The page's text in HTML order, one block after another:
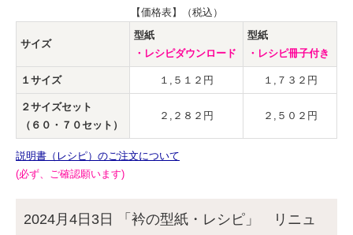
【価格表】（税込）
サイズ
型紙
・レシピダウンロード
型紙
・レシピ冊子付き
１サイズ １,５１２円 １,７３２円
２サイズセット
（６０・７０セット）
２,２８２円 ２,５０２円
説明書（レシピ）のご注文について
(必ず、ご確認願います)
2024月4日3日 「衿の型紙・レシピ」 リニュ